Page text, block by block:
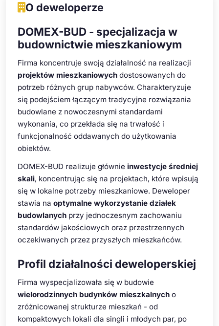
O deweloperze
DOMEX-BUD - specjalizacja w
budownictwie mieszkaniowym
Firma koncentruje swoją działalność na realizacji
projektów mieszkaniowych dostosowanych do
potrzeb różnych grup nabywców. Charakteryzuje
się podejściem łączącym tradycyjne rozwiązania
budowlane z nowoczesnymi standardami
wykonania, co przekłada się na trwałość i
funkcjonalność oddawanych do użytkowania
obiektów.
DOMEX-BUD realizuje głównie inwestycje średniej
skali, koncentrując się na projektach, które wpisują
się w lokalne potrzeby mieszkaniowe. Deweloper
stawia na optymalne wykorzystanie działek
budowlanych przy jednoczesnym zachowaniu
standardów jakościowych oraz przestrzennych
oczekiwanych przez przyszłych mieszkańców.
Profil działalności deweloperskiej
Firma wyspecjalizowała się w budowie
wielorodzinnych budynków mieszkalnych o
zróżnicowanej strukturze mieszkań - od
kompaktowych lokali dla singli i młodych par, po